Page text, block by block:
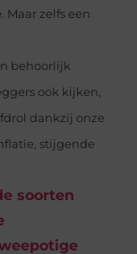
zelfs een
behoorlijk
ook kijken,
dankzij onze
stijgende
soorten